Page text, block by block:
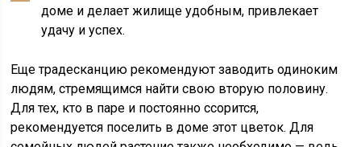
доме и делает жилище удобным, привлекает
удачу и успех.
Еще традесканцию рекомендуют заводить одиноким
людям, стремящимся найти свою вторую половину.
Для тех, кто в паре и постоянно ссорится,
рекомендуется поселить в доме этот цветок. Для